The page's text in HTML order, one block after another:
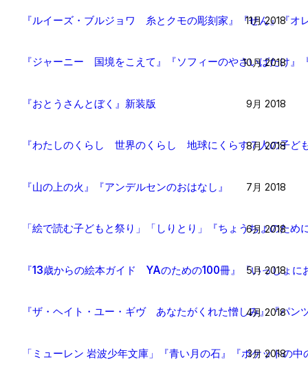
『ルイーズ・ブルジョワ 糸とクモの彫刻家』『せん』『オ
11月 2018
『ジャーニー 国境をこえて』『ソフィーのやさいばたけ』
10月 2018
『おとうさんとぼく』新装版 9月 2018
『わたしのくらし 世界のくらし 地球にくらす７人の子ど
8月 2018
『山の上の火』『アンデルセンのおはなし』 7月 2018
「絵で読む子どもと祭り」「しりとり」『ちょうちょのた
6月 2018
『13歳からの絵本ガイド YAのための100冊』『いっしょ
5月 2018
『ザ・ヘイト・ユー・ギヴ あなたがくれた憎しみ』『パン
4月 2018
「ミューレン 岩波少年文庫」『青い月の石』『ポケットの
3月 2018